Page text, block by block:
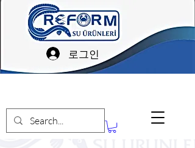
로그인